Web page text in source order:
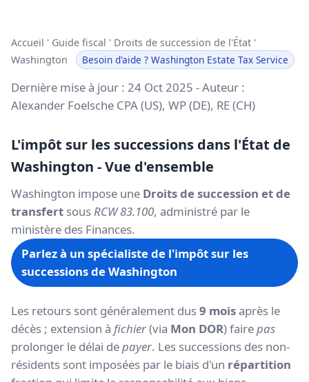
Accueil ' Guide fiscal ' Droits de succession de l'État '
Washington
Besoin d'aide ? Washington Estate Tax Service
Dernière mise à jour : 24 Oct 2025 - Auteur :
Alexander Foelsche CPA (US), WP (DE), RE (CH)
L'impôt sur les successions dans l'État de
Washington - Vue d'ensemble
Washington impose une Droits de succession et de
transfert sousRCW 83.100, administré par le
ministère des Finances.
Parlez à un spécialiste de l'impôt sur les
successions de Washington
Les retours sont généralement dus9 moisaprès le
décès ; extension à fichier(via Mon DOR) fairepas
prolonger le délai depayer. Les successions des non-
résidents sont imposées par le biais d'un répartition